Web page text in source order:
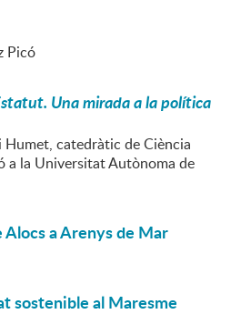
Picó
Una mirada a la política
catedràtic de Ciència
a la Universitat Autònoma de
a Arenys de Mar
sostenible al Maresme